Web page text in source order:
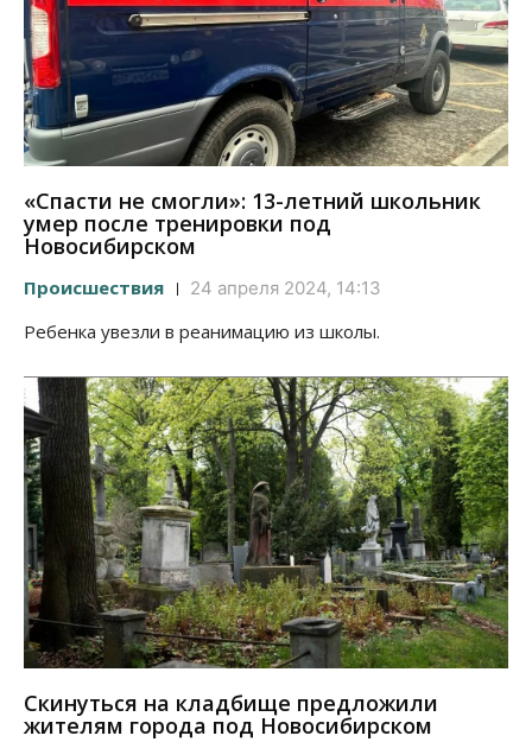
«Спасти не смогли»: 13-летний школьник
умер после тренировки под
Новосибирском
Происшествия 24 апреля 2024, 14:13
Ребенка увезли в реанимацию из школы.
Скинуться на кладбище предложили
жителям города под Новосибирском